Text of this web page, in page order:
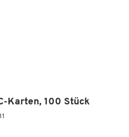
Karten, 100 Stück